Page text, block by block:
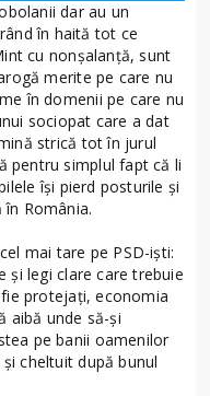
dar au un
în haită tot ce
cu nonșalanță, sunt
merite pe care nu
în domenii pe care nu
sociopat care a dat
strică tot în jurul
pentru simplul fapt că li
își pierd posturile și
România.
mai tare pe PSD-iști:
și legi clare care trebuie
protejați, economia
aibă unde să-și
pe banii oamenilor
cheltuit după bunul